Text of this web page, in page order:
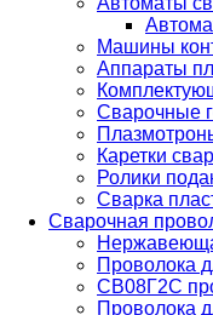
Машины
Аппараты
Сварочные
Каретки
Ролики
Сварка
Сварочная
Проволока
СВ08Г2С
Проволока